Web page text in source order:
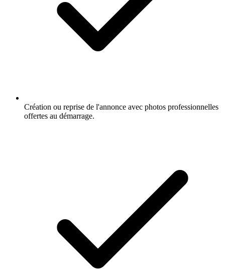
Création ou reprise de l'annonce avec photos professionnelles
offertes au démarrage.